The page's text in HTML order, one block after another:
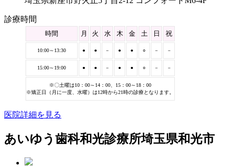
診療時間
時間 月 火 水 木 金 土 日 祝
10:00～13:30 ● ● － ● ● ○ － －
15:00～19:00 ● ● － ● ● ○ － －
※〇土曜は10：00～14：00、15：00～18：00
※矯正日（月に一度、水曜）は12時から21時の診療となります。
医院詳細を見る
あいゆう歯科和光診療所埼玉県和光市